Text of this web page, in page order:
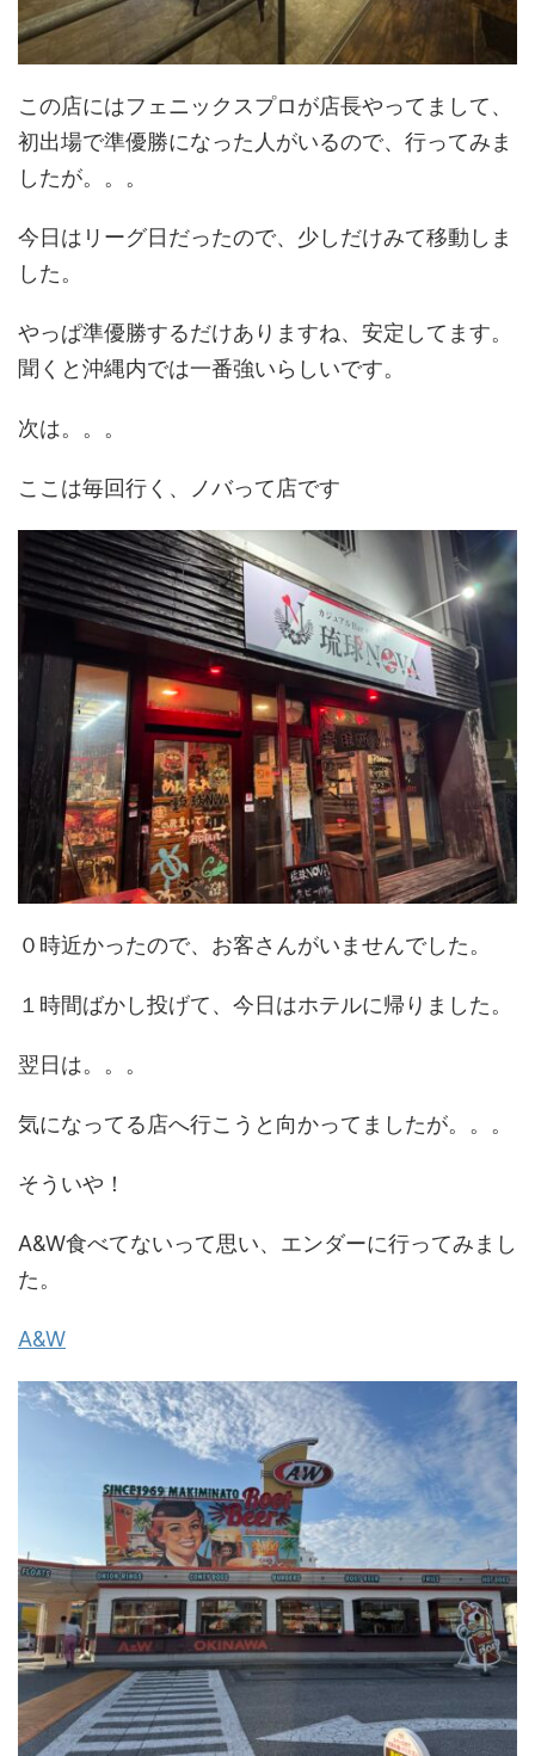
この店にはフェニックスプロが店長やってまして、
初出場で準優勝になった人がいるので、行ってみま
したが。。。
今日はリーグ日だったので、少しだけみて移動しま
した。
やっぱ準優勝するだけありますね、安定してます。
聞くと沖縄内では一番強いらしいです。
次は。。。
ここは毎回行く、ノバって店です
０時近かったので、お客さんがいませんでした。
１時間ばかし投げて、今日はホテルに帰りました。
翌日は。。。
気になってる店へ行こうと向かってましたが。。。
そういや！
A&W食べてないって思い、エンダーに行ってみまし
た。
A&W